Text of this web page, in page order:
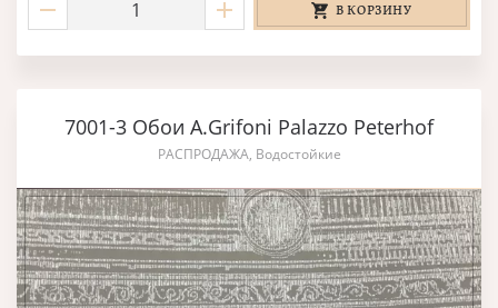
В КОРЗИНУ
7001-3 Обои A.Grifoni Palazzo Peterhof
РАСПРОДАЖА, Водостойкие